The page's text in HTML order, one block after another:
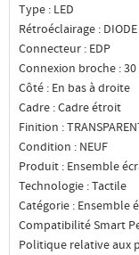
Type : LED
Rétroéclairage : DIODE
Connecteur : EDP
Connexion broche :
Côté : En bas à droite
Cadre : Cadre étroit
Finition :
Condition : NEUF
Produit : Ensemble
Technologie : Tactile
Catégorie : Ensemble
Compatibilité Smart
Politique relative aux